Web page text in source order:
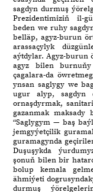
sagdyn durmuş
Prezidentimiziň il-
beden we ruhy
belläp, agyz-burun
arassaçylyk
aýtdylar. Agyz-burun
agyz bilen
çagalara-da
ynsan saglygy we
ugur alyp, sagdyn
ornaşdyrmak,
gazanmak maksady
“Saglygym — baş
jemgyýetçilik
guramagynda
Duşuşykda
şonuň bilen bir
bolup kemala
ähmiýeti
durmuş